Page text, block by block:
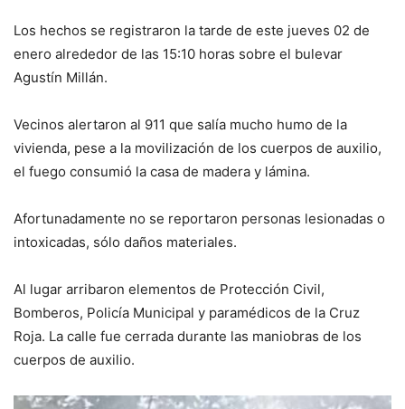
Los hechos se registraron la tarde de este jueves 02 de
enero alrededor de las 15:10 horas sobre el bulevar
Agustín Millán.
Vecinos alertaron al 911 que salía mucho humo de la
vivienda, pese a la movilización de los cuerpos de auxilio,
el fuego consumió la casa de madera y lámina.
Afortunadamente no se reportaron personas lesionadas o
intoxicadas, sólo daños materiales.
Al lugar arribaron elementos de Protección Civil,
Bomberos, Policía Municipal y paramédicos de la Cruz
Roja. La calle fue cerrada durante las maniobras de los
cuerpos de auxilio.